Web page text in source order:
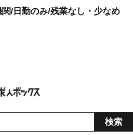
/日勤のみ/残業なし・少なめ